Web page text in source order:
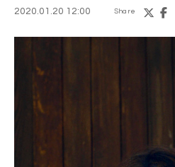
2020.01.20 12:00 Share